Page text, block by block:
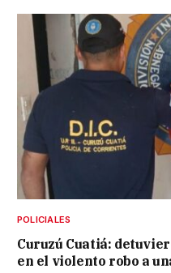
POLICIALES
Curuzú Cuatiá:
en el violento robo a